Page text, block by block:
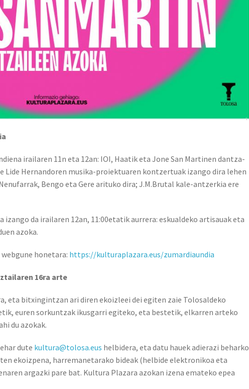
irailaren 11n eta 12an: IOI, Haatik eta Jone San Martinen dantza-
Lide Hernandoren musika-proiektuaren kontzertuak izango dira lehen
Bengo eta Gere arituko dira; J.M.Brutal kale-antzerkia ere
da irailaren 12an, 11:00etatik aurrera: eskualdeko artisauak eta
azoka.
honetara: https://kulturaplazara.eus/zumardiaundia
16ra arte
eta bitxingintzan ari diren ekoizleei dei egiten zaie Tolosaldeko
euren sorkuntzak ikusgarri egiteko, eta bestetik, elkarren arteko
du azokak.
dute kultura@tolosa.eus helbidera, eta datu hauek adierazi beharko
ekoizpena, harremanetarako bideak (helbide elektronikoa eta
argazki pare bat. Kultura Plazara azokan izena emateko epea